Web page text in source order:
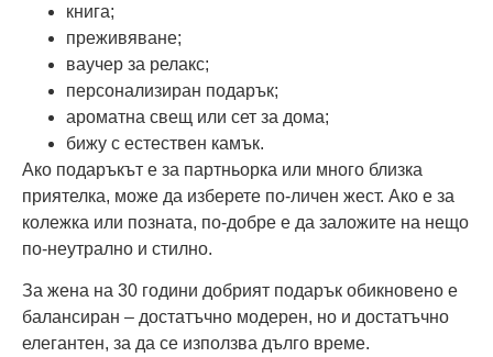
книга;
преживяване;
ваучер за релакс;
персонализиран подарък;
ароматна свещ или сет за дома;
бижу с естествен камък.
Ако подаръкът е за партньорка или много близка
приятелка, може да изберете по-личен жест. Ако е за
колежка или позната, по-добре е да заложите на нещо
по-неутрално и стилно.
За жена на 30 години добрият подарък обикновено е
балансиран – достатъчно модерен, но и достатъчно
елегантен, за да се използва дълго време.